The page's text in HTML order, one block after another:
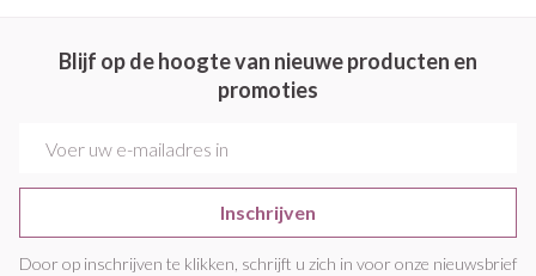
Blijf op de hoogte van nieuwe producten en
promoties
Inschrijven
Door op inschrijven te klikken, schrijft u zich in voor onze nieuwsbrief